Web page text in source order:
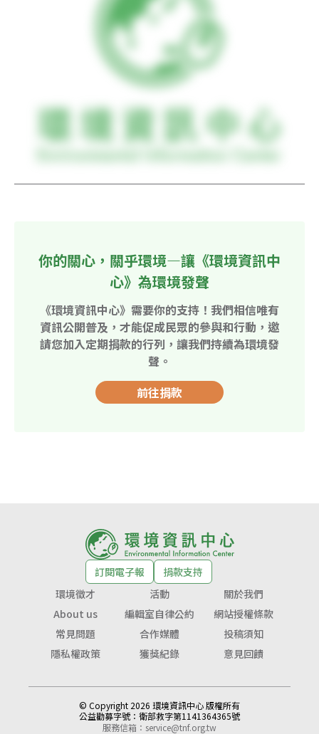
你的關心，關乎環境—讓《環境資訊中
心》為環境發聲
《環境資訊中心》需要你的支持！我們相信唯有
資訊公開普及，才能促成民眾的參與和行動，邀
請您加入定期捐款的行列，讓我們持續為環境發
聲。
前往捐款
訂閱電子報
捐款支持
環境徵才
活動
關於我們
About us
編輯室自律公約
網站授權條款
常見問題
合作媒體
投稿須知
隱私權政策
獲獎紀錄 意見回饋
© Copyright 2026 環境資訊中心 版權所有
公益勸募字號： 衛部救字第1141364365號
服務信箱： service@tnf.org.tw